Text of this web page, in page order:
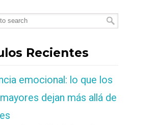
Recientes
emocional: lo que los
dejan más allá de